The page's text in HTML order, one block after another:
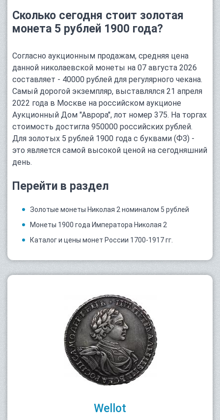
Сколько сегодня стоит золотая
монета 5 рублей 1900 года?
Согласно аукционным продажам, средняя цена
данной николаевской монеты на 07 августа 2026
составляет - 40000 рублей для регулярного чекана.
Самый дорогой экземпляр, выставлялся 21 апреля
2022 года в Москве на российском аукционе
Аукционный Дом "Аврора", лот номер 375. На торгах
стоимость достигла 950000 российских рублей.
Для золотых 5 рублей 1900 года с буквами (ФЗ) -
это является самой высокой ценой на сегодняшний
день.
Перейти в раздел
Золотые монеты Николая 2 номиналом 5 рублей
Монеты 1900 года Императора Николая 2
Каталог и цены монет России 1700-1917 гг.
Wellot